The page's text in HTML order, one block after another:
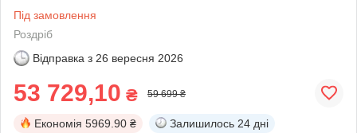
Під замовлення
Роздріб
Відправка з 26 вересня 2026
53 729,10 ₴ 59 699 ₴
Економія 5969.90 ₴ Залишилось 24 дні